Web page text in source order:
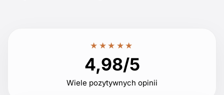
★★★★★
4,98/5
Wiele pozytywnych opinii